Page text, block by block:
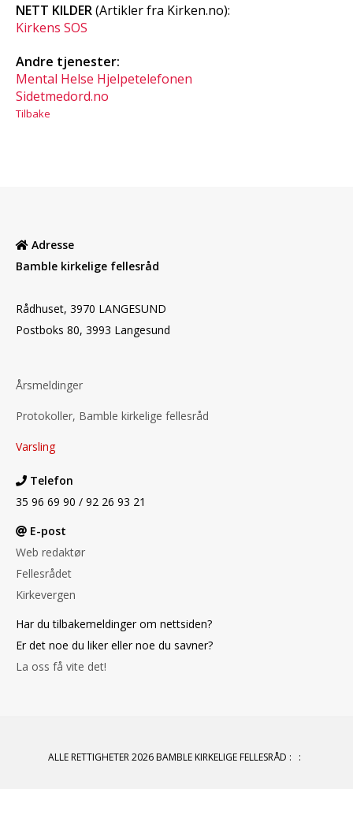
NETT KILDER(Artikler fra Kirken.no):
Kirkens SOS
Andre tjenester:
Mental Helse Hjelpetelefonen
Sidetmedord.no
Tilbake
Adresse
Bamble kirkelige fellesråd
Rådhuset, 3970 LANGESUND
Postboks 80, 3993 Langesund
Årsmeldinger
Protokoller, Bamble kirkelige fellesråd
Varsling
Telefon
35 96 69 90 / 92 26 93 21
E-post
Web redaktør
Fellesrådet
Kirkevergen
Har du tilbakemeldinger om nettsiden?
Er det noe du liker eller noe du savner?
La oss få vite det!
ALLE RETTIGHETER 2026 BAMBLE KIRKELIGE FELLESRÅD : :